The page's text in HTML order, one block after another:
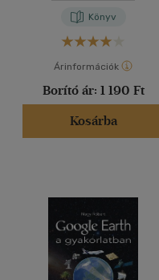
Könyv
Árinformációk
Borító ár: 1 190 Ft
Kosárba